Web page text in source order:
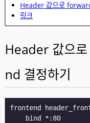
Header 값으로
링크
Header 값으
nd 결정하기
frontend
    bind *:80